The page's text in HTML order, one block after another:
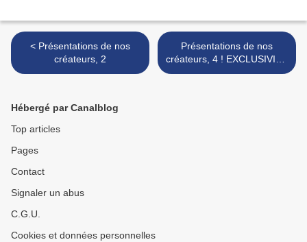
< Présentations de nos
créateurs, 2
Présentations de nos
créateurs, 4 ! EXCLUSIVITE
>
Hébergé par Canalblog
Top articles
Pages
Contact
Signaler un abus
C.G.U.
Cookies et données personnelles